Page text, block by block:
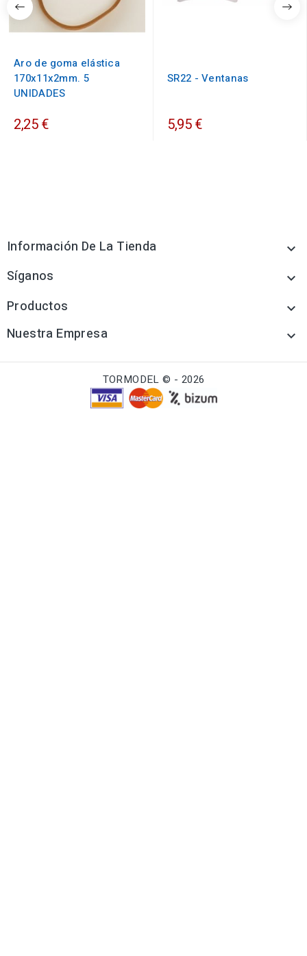
Aro de goma elástica
170x11x2mm. 5
UNIDADES
2,25 €
SR22 - Ventanas
5,95 €
Información De La Tienda 
Síganos 
Productos 
Nuestra Empresa 
TORMODEL © - 2026